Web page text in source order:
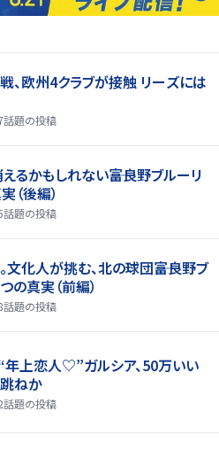
、欧州4クラブが接触 リーズには
話題の投稿
るかもしれない――富良野ブルーリ
（後編）
話題の投稿
文化人が挑む、北の球団――富良野ブ
の真実（前編）
話題の投稿
年上恋人♡”ガルシア、50万いい
ねか
話題の投稿